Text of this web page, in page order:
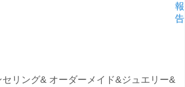
報
告
リング& オーダーメイド&ジュエリー&